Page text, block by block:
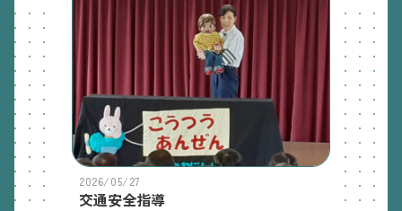
2026/05/27
交通安全指導